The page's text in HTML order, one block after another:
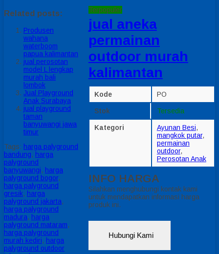
Terpopuler
jual aneka
permainan
outdoor murah
kalimantan
Kode PO
Stok Tersedia
Kategori Ayunan Besi,
mangkok putar,
permainan
outdoor,
Perosotan Anak
INFO HARGA
Silahkan menghubungi kontak kami
untuk mendapatkan informasi harga
produk ini.
Hubungi Kami
Related posts:
Produsen
wahana
waterboom
papua kalimantan
jual perosotan
model L lengkap
murah bali
lombok
Jual Playground
Anak Surabaya
jual playground
taman
banyuwangi jawa
timur
Tags: harga palyground
bandung, harga
palyground
banyuwangi, harga
palyground bogor,
harga palyground
gresik, harga
palyground jakarta,
harga palyground
madura, harga
palyground mataram,
harga palyground
murah kediri, harga
palyground outdoor